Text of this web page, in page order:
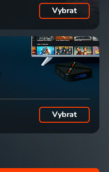
Vybrat
Vybrat